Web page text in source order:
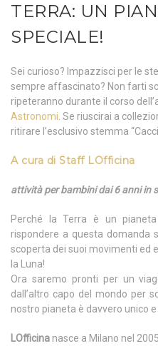
TERRA: UN
SPECIALE!
Sei curioso? Impazzisci per le
sempre affascinato? Non farti
ripeteranno durante il corso
Astronomi . Se riuscirai a
ritirare l’esclusivo stemma
A cura di Staff LOfficina
attività per bambini dai 6 anni in
Perché la Terra è un
rispondere a questa domanda
scoperta dei suoi movimenti ed
la Luna!
Ora saremo pronti per un
dall’altro capo del mondo per
nostro pianeta è davvero unico e
LOfficina nasce a Milano nel